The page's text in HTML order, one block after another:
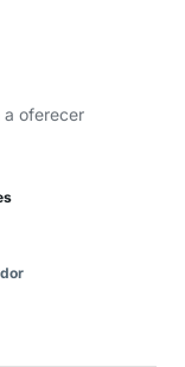
a oferecer